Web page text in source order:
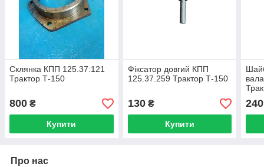
Склянка КПП 125.37.121
Трактор Т-150
800 ₴
Купити
Фіксатор довгий КПП
125.37.259 Трактор Т-150
130₴
Купити
240
Про нас